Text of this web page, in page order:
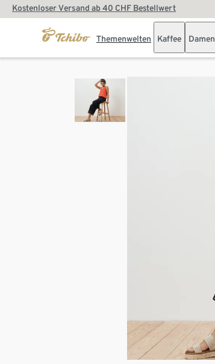
Kostenloser Versand ab 40 CHF Bestellwert
Themenwelten Kaffee Damen